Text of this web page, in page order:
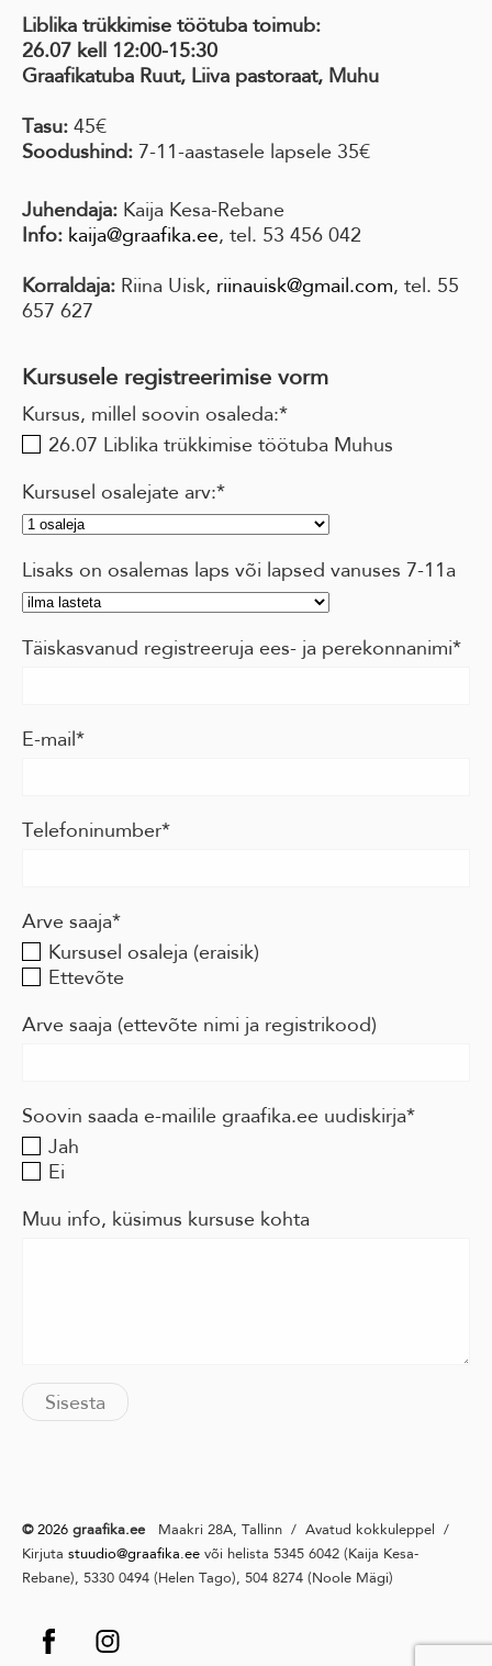
Liblika trükkimise töötuba toimub:
26.07 kell 12:00-15:30
Graafikatuba Ruut, Liiva pastoraat, Muhu
Tasu: 45€
Soodushind: 7-11-aastasele lapsele 35€
Juhendaja: Kaija Kesa-Rebane
Info: kaija@graafika.ee, tel. 53 456 042
Korraldaja: Riina Uisk, riinauisk@gmail.com, tel. 55
657 627
Kursusele registreerimise vorm
Kursus, millel soovin osaleda:
26.07 Liblika trükkimise töötuba Muhus
Kursusel osalejate arv:
Lisaks on osalemas laps või lapsed vanuses 7-11a
Täiskasvanud registreeruja ees- ja perekonnanimi
E-mail
Telefoninumber
Arve saaja
Kursusel osaleja (eraisik)
Ettevõte
Arve saaja (ettevõte nimi ja registrikood)
Soovin saada e-mailile graafika.ee uudiskirja
Jah
Ei
Muu info, küsimus kursuse kohta
©2026 graafika.eeMaakri 28A, Tallinn / Avatud kokkuleppel /
Kirjuta stuudio@graafika.ee või helista 5345 6042 (Kaija Kesa-
Rebane), 5330 0494 (Helen Tago), 504 8274 (Noole Mägi)